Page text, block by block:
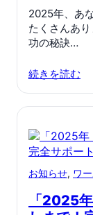
2025年、あ
たくさんあ
功の秘訣…
続きを読む
お知らせ, ワ
「2025